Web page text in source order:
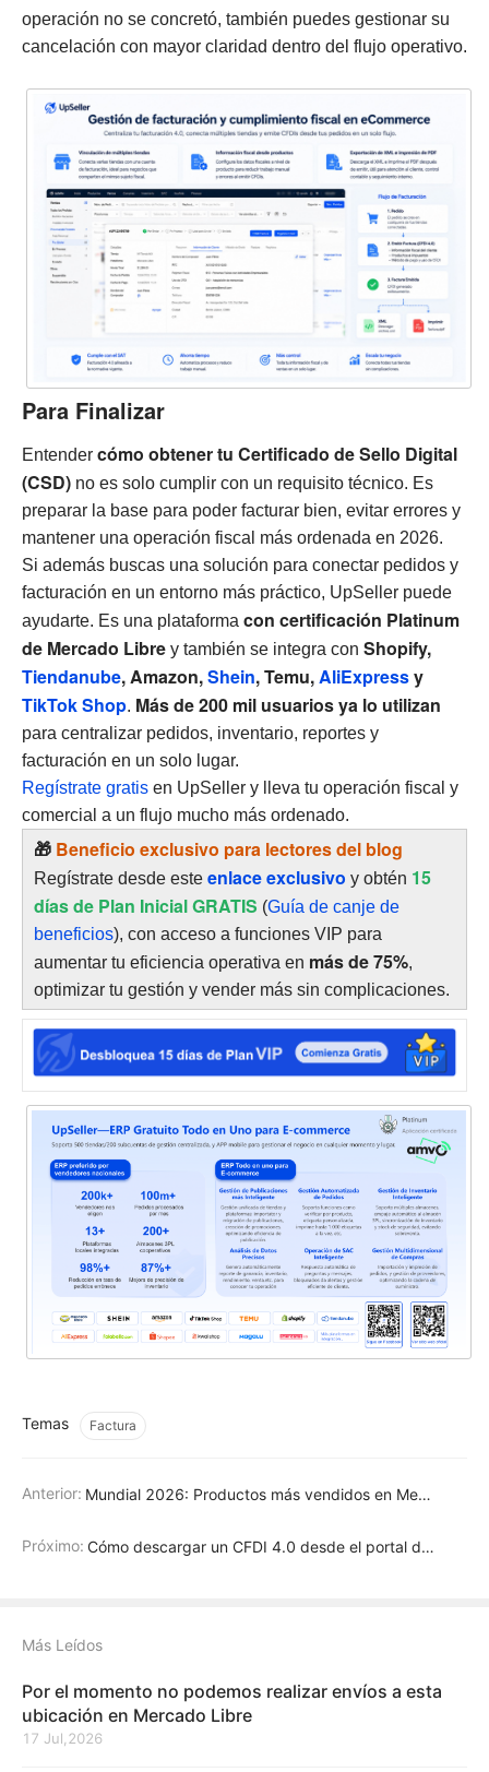
operación no se concretó, también puedes gestionar su
cancelación con mayor claridad dentro del flujo operativo.
Para Finalizar
Entender cómo obtener tu Certificado de Sello Digital
(CSD) no es solo cumplir con un requisito técnico. Es
preparar la base para poder facturar bien, evitar errores y
mantener una operación fiscal más ordenada en 2026.
Si además buscas una solución para conectar pedidos y
facturación en un entorno más práctico, UpSeller puede
ayudarte. Es una plataforma con certificación Platinum
de Mercado Libre y también se integra con Shopify,
Tiendanube, Amazon,Shein, Temu,AliExpressy
TikTok Shop. Más de 200 mil usuarios ya lo utilizan
para centralizar pedidos, inventario, reportes y
facturación en un solo lugar.
Regístrate gratis en UpSeller y lleva tu operación fiscal y
comercial a un flujo mucho más ordenado.
🎁 Beneficio exclusivo para lectores del blog
Regístrate desde este enlace exclusivo y obtén 15
días de Plan Inicial GRATIS (Guía de canje de
beneficios), con acceso a funciones VIP para
aumentar tu eficiencia operativa en más de 75%,
optimizar tu gestión y vender más sin complicaciones.
Temas Factura
Anterior: Mundial 2026: Productos más vendidos en Mercado Libre
Próximo: Cómo descargar un CFDI 4.0 desde el portal del SAT
Más Leídos
Por el momento no podemos realizar envíos a esta
ubicación en Mercado Libre
17 Jul,2026